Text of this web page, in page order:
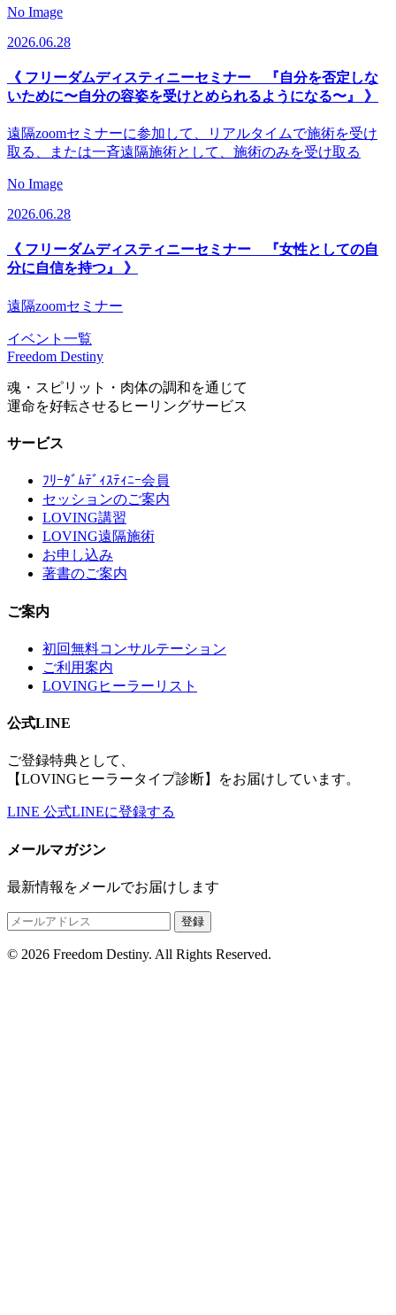
No Image
2026.06.28
《 フリーダムディスティニーセミナー 『自分を否定しな
いために〜自分の容姿を受けとめられるようになる〜』 》
遠隔zoomセミナーに参加して、リアルタイムで施術を受け
取る、または一斉遠隔施術として、施術のみを受け取る
No Image
2026.06.28
《 フリーダムディスティニーセミナー 『女性としての自
分に自信を持つ』 》
遠隔zoomセミナー
イベント一覧
Freedom Destiny
魂・スピリット・肉体の調和を通じて
運命を好転させるヒーリングサービス
サービス
ﾌﾘｰﾀﾞﾑﾃﾞｨｽﾃｨﾆｰ会員
セッションのご案内
LOVING講習
LOVING遠隔施術
お申し込み
著書のご案内
ご案内
初回無料コンサルテーション
ご利用案内
LOVINGヒーラーリスト
公式LINE
ご登録特典として、
【LOVINGヒーラータイプ診断】をお届けしています。
LINE 公式LINEに登録する
メールマガジン
最新情報をメールでお届けします
登録
© 2026 Freedom Destiny. All Rights Reserved.